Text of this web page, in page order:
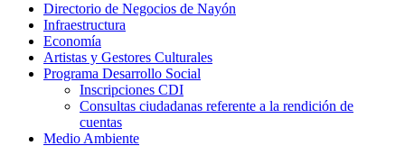
Directorio de Negocios de Nayón
Infraestructura
Economía
Artistas y Gestores Culturales
Programa Desarrollo Social
Inscripciones CDI
Consultas ciudadanas referente a la rendición de
cuentas
Medio Ambiente